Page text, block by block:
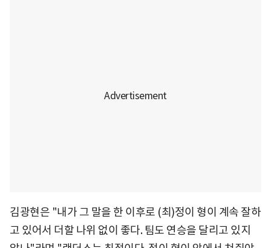
김광현은 "내가 그 말을 한 이후로 (최)정이 형이 계속 잘하
고 있어서 더할 나위 없이 좋다. 팀도 연승을 달리고 있지